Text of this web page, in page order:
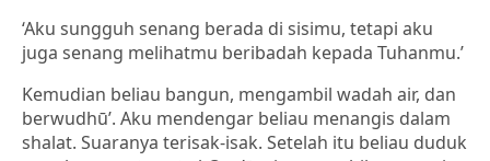
‘Aku sungguh senang berada di sisimu, tetapi aku
juga senang melihatmu beribadah kepada Tuhanmu.’
Kemudian beliau bangun, mengambil wadah air, dan
berwudhū’. Aku mendengar beliau menangis dalam
shalat. Suaranya terisak-isak. Setelah itu beliau duduk